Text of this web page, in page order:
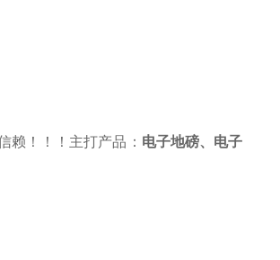
赖！！！主打产品： 电子地磅、 电子